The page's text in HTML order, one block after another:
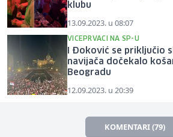
klubu
13.09.2023. u 08:07
VICEPRVACI NA SP-U
I Đoković se priključio
navijača dočekalo
Beogradu
12.09.2023. u 20:39
KOMENTARI (79)